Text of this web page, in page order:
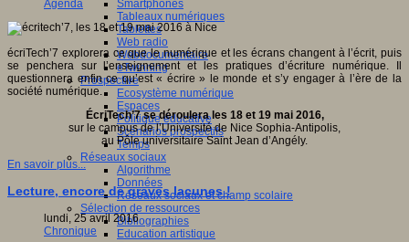
Smartphones
Tableaux numériques
Tablettes
Web radio
Webdocumentaire
eTwinning
Prospective
Ecosystème numérique
Espaces
Politique éducative
Scénarios prospectifs
Temps
Réseaux sociaux
Algorithme
Données
Réseaux sociaux et champ scolaire
Sélection de ressources
Bibliographies
Education artistique
Agenda
écriTech’7 explorera ce que le numérique et les écrans changent à l’écrit, puis
se penchera sur l’enseignement et les pratiques d’écriture numérique. Il
questionnera enfin ce qu’est « écrire » le monde et s’y engager à l’ère de la
société numérique.
ÉcriTech’7 se déroulera les 18 et 19 mai 2016,
sur le campus de l’Université de Nice Sophia-Antipolis,
au Pôle universitaire Saint Jean d’Angély.
En savoir plus...
Lecture, encore de graves lacunes !
lundi, 25 avril 2016
Chronique